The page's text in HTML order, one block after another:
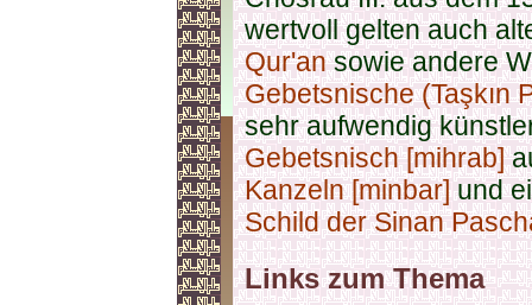
wertvoll gelten auch
Qur'ansowie andere
Gebetsnische (Taşkın
sehr aufwendig
Gebetsnisch [mihrab]
Kanzeln [minbar]und
Schild der Sinan
Links zum Thema